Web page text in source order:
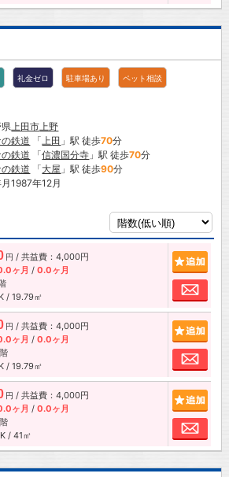
礼金ゼロ 駐車場あり ペット相談
県上田市上野
の鉄道 「上田 」駅 徒歩70分
の鉄道 「信濃国分寺 」駅 徒歩70分
の鉄道 「大屋 」駅 徒歩90分
1987年12月
円 / 共益費：4,000円
ヶ月 / 0.0ヶ月
/ 19.79㎡
お
円 / 共益費：4,000円
ヶ月 / 0.0ヶ月
/ 19.79㎡
お
円 / 共益費：4,000円
ヶ月 / 0.0ヶ月
/ 41㎡
お